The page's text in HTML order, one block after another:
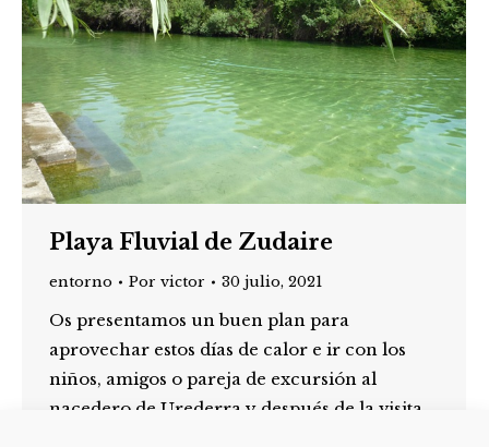
Playa Fluvial de Zudaire
entorno Por victor 30 julio, 2021
Os presentamos un buen plan para
aprovechar estos días de calor e ir con los
niños, amigos o pareja de excursión al
nacedero de Urederra y después de la visita